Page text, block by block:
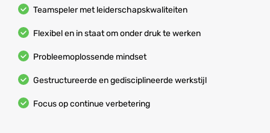
Teamspeler met leiderschapskwaliteiten
Flexibel en in staat om onder druk te werken
Probleemoplossende mindset
Gestructureerde en gedisciplineerde werkstijl
Focus op continue verbetering